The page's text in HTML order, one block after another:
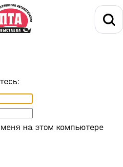
на этом компьютере